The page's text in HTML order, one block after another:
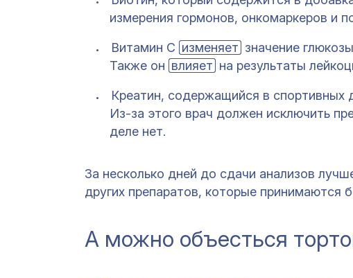
измерения гормонов, онкомаркеров и
Витамин С изменяет значение
Также он влияет на результаты
Креатин, содержащийся в спортивных
Из-за этого врач должен исключить
деле нет.
За несколько дней до сдачи анализов
других препаратов, которые принимаются
А можно объесться